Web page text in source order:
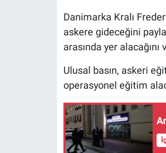
Danimarka Kralı
askere gideceğini
arasında yer alacağını
Ulusal basın, askeri
operasyonel eğitim
Koronavirüs
Kültür Sanat